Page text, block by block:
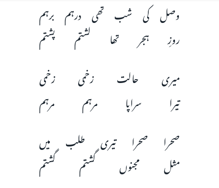
وصل کی شب تھی درہم برہم
روزِ ہجر تھا لشتم پشتم
میری حالت زخمی زخمی
تیرا سراپا مرہم مرہم
صحرا صحرا تیری طلب میں
مثل مجنوں گشتم گشتم